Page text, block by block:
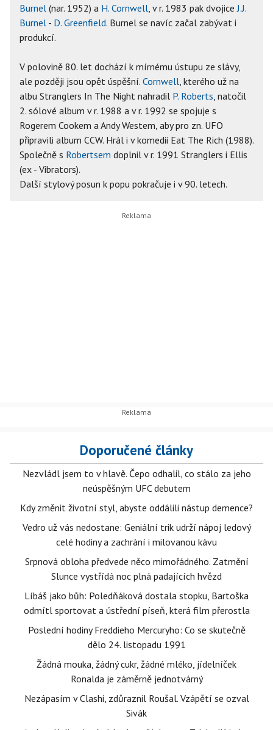
Burnel (nar. 1952) a H. Cornwell , v r. 1983 pak dvojiceJ.J.
Burnel - D. Greenfield. Burnel se navíc začal zabývat i
produkcí.
V polovině 80. let dochází k mírnému ústupu ze slávy,
ale později jsou opět úspěšní. Cornwell , kterého už na
albu Stranglers In The Night nahradil P. Roberts , natočil
2. sólové album v r. 1988 a v r. 1992 se spojuje s
Rogerem Cookem a Andy Westem, aby pro zn. UFO
připravili album CCW. Hrál i v komedii Eat The Rich (1988).
Společně s Robertsem doplnil v r. 1991 Stranglers i Ellis
(ex - Vibrators).
Další stylový posun k popu pokračuje i v 90. letech.
Doporučené články
Nezvládl jsem to v hlavě. Čepo odhalil, co stálo za jeho
neúspěšným UFC debutem
Kdy změnit životní styl, abyste oddálili nástup demence?
Vedro už vás nedostane: Geniální trik udrží nápoj ledový
celé hodiny a zachrání i milovanou kávu
Srpnová obloha předvede něco mimořádného. Zatmění
Slunce vystřídá noc plná padajících hvězd
Líbáš jako bůh: Poledňáková dostala stopku, Bartoška
odmítl sportovat a ústřední píseň, která film přerostla
Poslední hodiny Freddieho Mercuryho: Co se skutečně
dělo 24. listopadu 1991
Žádná mouka, žádný cukr, žádné mléko, jídelníček
Ronalda je záměrně jednotvárný
Nezápasím v Clashi, zdůraznil Roušal. Vzápětí se ozval
Sivák